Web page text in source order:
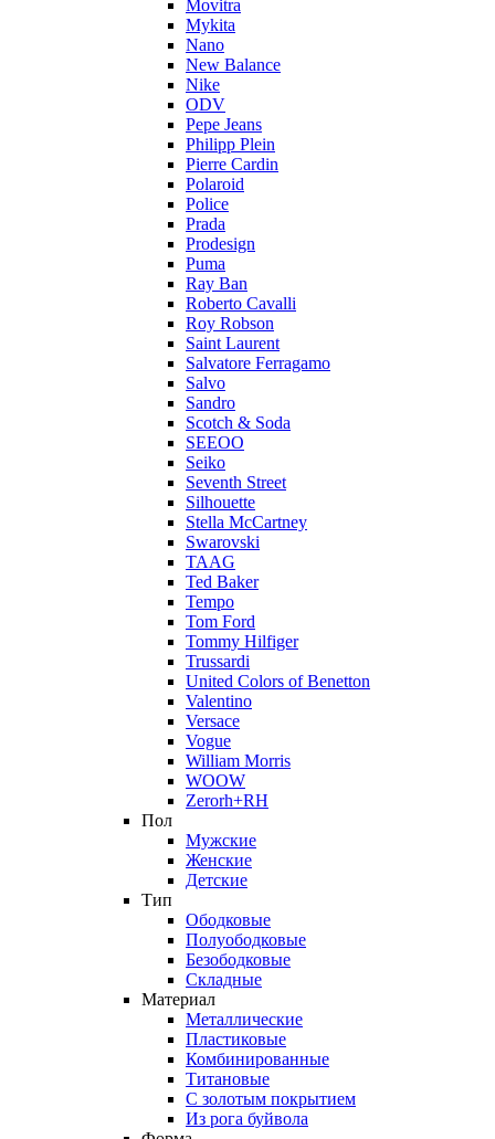
Movitra
Mykita
Nano
New Balance
Nike
ODV
Pepe Jeans
Philipp Plein
Pierre Cardin
Polaroid
Police
Prada
Prodesign
Puma
Ray Ban
Roberto Cavalli
Roy Robson
Saint Laurent
Salvatore Ferragamo
Salvo
Sandro
Scotch & Soda
SEEOO
Seiko
Seventh Street
Silhouette
Stella McCartney
Swarovski
TAAG
Ted Baker
Tempo
Tom Ford
Tommy Hilfiger
Trussardi
United Colors of Benetton
Valentino
Versace
Vogue
William Morris
WOOW
Zerorh+RH
Пол
Мужские
Женские
Детские
Тип
Ободковые
Полуободковые
Безободковые
Складные
Материал
Металлические
Пластиковые
Комбинированные
Титановые
С золотым покрытием
Из рога буйвола